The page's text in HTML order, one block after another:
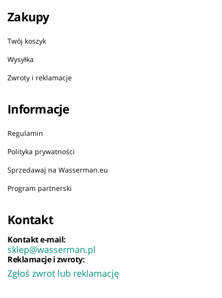
Zakupy
Twój koszyk
Wysyłka
Zwroty i reklamacje
Informacje
Regulamin
Polityka prywatności
Sprzedawaj na Wasserman.eu
Program partnerski
Kontakt
Kontakt e-mail:
sklep@wasserman.pl
Reklamacje i zwroty:
Zgłoś zwrot lub reklamację